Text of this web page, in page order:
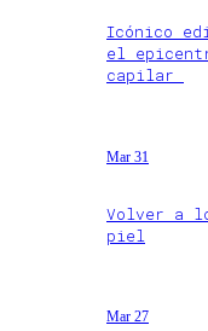
Icónico
el
capilar
Mar 31
Volver a
piel
Mar 27